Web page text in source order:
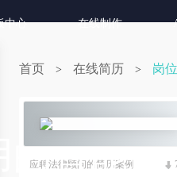
中心 在线制作
的智能
首页 > 在线简历 > 岗位
应聘法律顾问的简历案例